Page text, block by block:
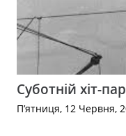
Суботній хіт-
П’ятниця, 12 Червня,